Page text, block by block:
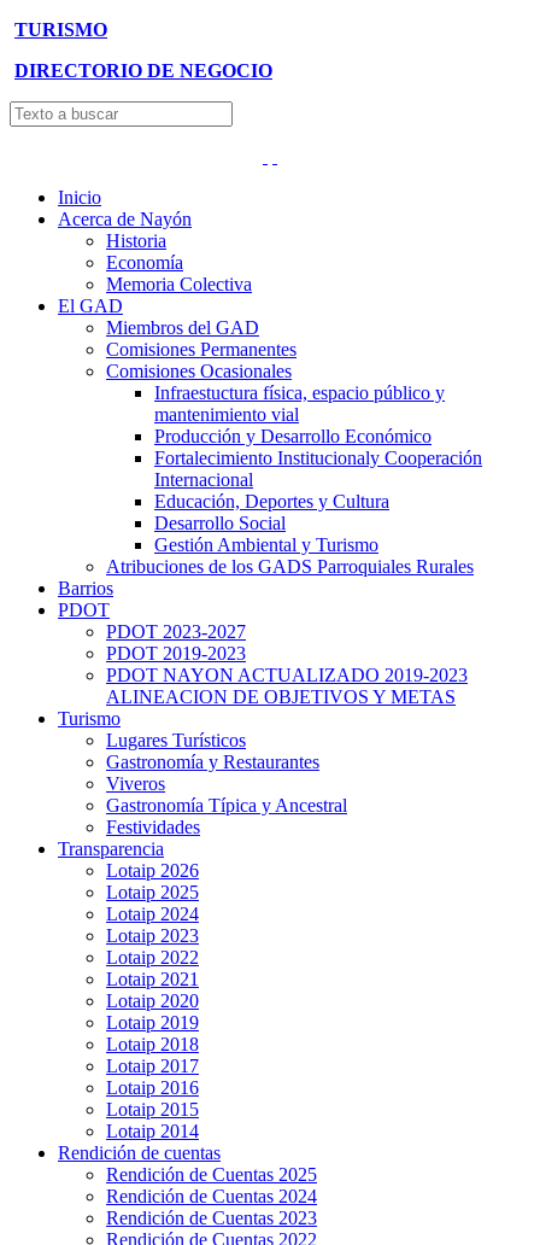
TURISMO
DIRECTORIO DE NEGOCIO
Inicio
Acerca de Nayón
Historia
Economía
Memoria Colectiva
El GAD
Miembros del GAD
Comisiones Permanentes
Comisiones Ocasionales
Infraestuctura física, espacio público y
mantenimiento vial
Producción y Desarrollo Económico
Fortalecimiento Institucionaly Cooperación
Internacional
Educación, Deportes y Cultura
Desarrollo Social
Gestión Ambiental y Turismo
Atribuciones de los GADS Parroquiales Rurales
Barrios
PDOT
PDOT 2023-2027
PDOT 2019-2023
PDOT NAYON ACTUALIZADO 2019-2023
ALINEACION DE OBJETIVOS Y METAS
Turismo
Lugares Turísticos
Gastronomía y Restaurantes
Viveros
Gastronomía Típica y Ancestral
Festividades
Transparencia
Lotaip 2026
Lotaip 2025
Lotaip 2024
Lotaip 2023
Lotaip 2022
Lotaip 2021
Lotaip 2020
Lotaip 2019
Lotaip 2018
Lotaip 2017
Lotaip 2016
Lotaip 2015
Lotaip 2014
Rendición de cuentas
Rendición de Cuentas 2025
Rendición de Cuentas 2024
Rendición de Cuentas 2023
Rendición de Cuentas 2022